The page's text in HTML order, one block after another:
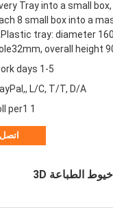
Tray into a small
8 small box into a
tray: diameter
overall height
1-5 work days
L/C, T/T, D/A
1 roll per1
اتصل